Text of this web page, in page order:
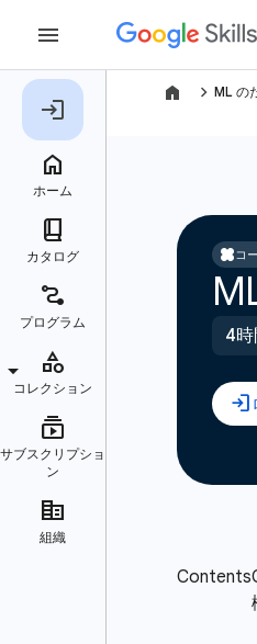
navigate_next ML の
コ
4時